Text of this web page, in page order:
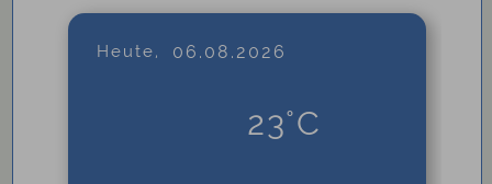
Heute, 06.08.2026
23°C